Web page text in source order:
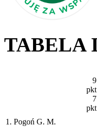
TABELA
1. Pogoń G. M.
9
pkt
7
pkt